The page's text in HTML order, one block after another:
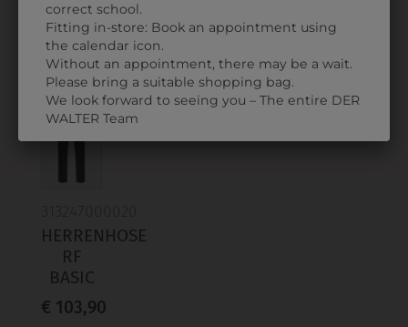
ZULETZT ANGESEHEN
HERRENHOSE
RF
BASIC
€ 103,90
correct school.
Fitting in-store: Book an appointment using
the calendar icon.
Without an appointment, there may be a wait.
Please bring a suitable shopping bag.
We look forward to seeing you – The entire DER
WALTER Team